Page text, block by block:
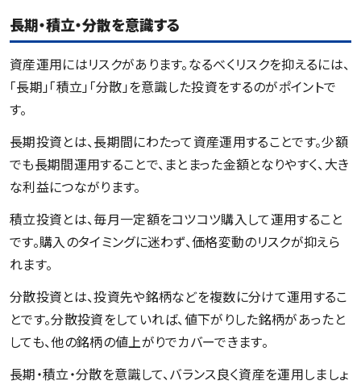
長期・積立・分散を意識する
資産運用にはリスクがあります。なるべくリスクを抑えるには、
「長期」「積立」「分散」を意識した投資をするのがポイントで
す。
長期投資とは、長期間にわたって資産運用することです。少額
でも長期間運用することで、まとまった金額となりやすく、大き
な利益につながります。
積立投資とは、毎月一定額をコツコツ購入して運用すること
です。購入のタイミングに迷わず、価格変動のリスクが抑えら
れます。
分散投資とは、投資先や銘柄などを複数に分けて運用するこ
とです。分散投資をしていれば、値下がりした銘柄があったと
しても、他の銘柄の値上がりでカバーできます。
長期・積立・分散を意識して、バランス良く資産を運用しましょ